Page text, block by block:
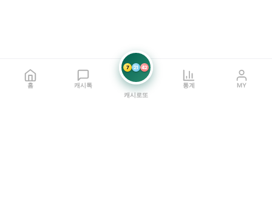
홈 캐시톡
7 21 42
캐시로또
통계 MY